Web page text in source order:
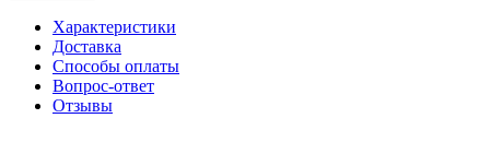
Характеристики
Доставка
Способы оплаты
Вопрос-ответ
Отзывы